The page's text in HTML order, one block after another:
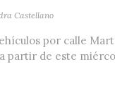
Castellano
por calle
partir de este